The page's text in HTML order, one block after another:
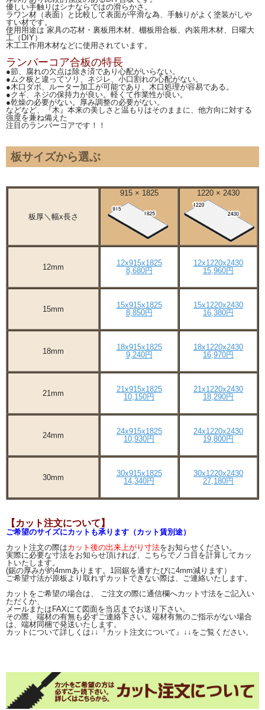
優しい手触りはシナならではの滑らかさ。
ラワン材（表面）と比較して表面が平滑な為、手触りがよく塗装がしや
すい材です。
使用用途は 家具の芯材・裏板用木材、棚板用合板、内装用木材、日曜大
工（DIY）
木工工作用木材などに使用されています。
ランバーコア合板の特長
●節、腐れの欠点は除き済であり心配がいらない。
●ムク板と違ってソリ、ネジレ、小口割れの心配がない。
●木口ダボ、ルーター加工が可能であり、木口処理が容易である。
●クギ、ネジの保持力が良い。軽くて作業性が良い。
●乾燥の必要がない。厚み調整の必要がない。
などなど、『木』本来の美しさと温もりはそのままに、他方向に対する
強度を兼ね備えた
注目のランバーコアです！！
板サイズから選ぶ
板厚＼幅x長さ
915 × 1825 1220 × 2430
12mm
12x915x1825
8,680円
12x1220x2430
15,960円
15mm
15x915x1825
8,850円
15x1220x2430
16,380円
18mm
18x915x1825
9,240円
18x1220x2430
16,970円
21mm
21x915x1825
10,150円
21x1220x2430
18,290円
24mm
24x915x1825
10,930円
24x1220x2430
19,800円
30mm
30x915x1825
14,340円
30x1220x2430
27,180円
【カット注文について】
ご希望のサイズにカットも承ります（カット賃別途）
カット注文の際はカット後の出来上がり寸法をお知らせください。
実際に必要な寸法をお知らせ頂ければ、こちらでノコ目を計算してカッ
トいたします。
(鋸の厚みが約4mmあります。1回鋸を通すたびに4mm減ります）
ご希望寸法が原板より取れずカットできない際は、ご連絡いたします。
カットをご希望の場合は、 ご注文の際に通信欄へカット寸法をご記入い
ただくか、
メールまたはFAXにて図面を当店までお送り下さい。
その際、端材の有無も必ずご連絡下さい。端材有無のご指示がない場合
は、端材同梱で発送いたします。
カットについて詳しくは↓↓『カット注文について』↓↓をご覧ください。